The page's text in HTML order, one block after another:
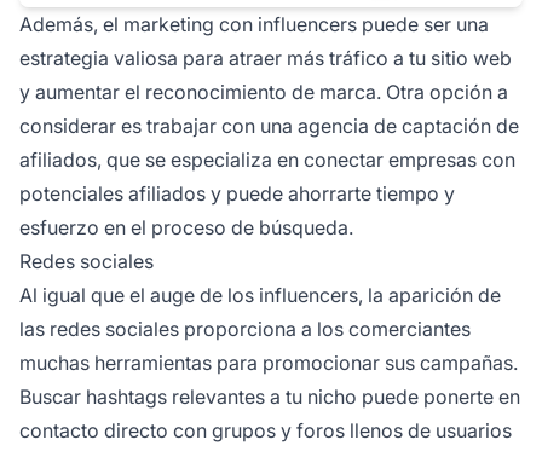
Además, el marketing con influencers puede ser una
estrategia valiosa para atraer más tráfico a tu sitio web
y aumentar el reconocimiento de marca. Otra opción a
considerar es trabajar con una agencia de captación de
afiliados, que se especializa en conectar empresas con
potenciales afiliados y puede ahorrarte tiempo y
esfuerzo en el proceso de búsqueda.
Redes sociales
Al igual que el auge de los influencers, la aparición de
las redes sociales proporciona a los comerciantes
muchas herramientas para promocionar sus campañas.
Buscar hashtags relevantes a tu nicho puede ponerte en
contacto directo con grupos y foros llenos de usuarios